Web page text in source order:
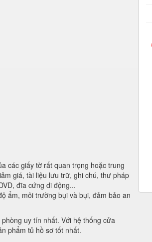
các giấy tờ rất quan trọng hoặc trung
giá, tài liệu lưu trữ, ghi chú, thư pháp
đĩa cứng di động...
ẩm, môi trường bụi và bụi, đảm bảo an
uy tín nhất. Với hệ thống cửa
phẩm tủ hồ sơ tốt nhất.